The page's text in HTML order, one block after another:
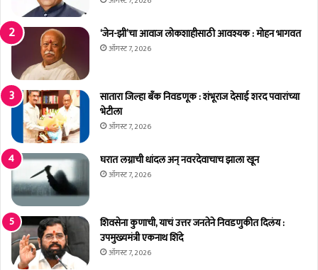
त
त
र
दा
ख
क
रा
मं
त्री
शि
द्र
सिं
ह
रा
जे
भो
स
ले
यां
‘जेन-झी’चा आवाज लोकशाहीसाठी आवश्यक : मोहन भागवत
ऑगस्ट 7, 2026
सातारा जिल्हा बँक निवडणूक : शंभूराज देसाई शरद पवारांच्या
भेटीला
ऑगस्ट 7, 2026
घरात लग्नाची धांदल अन् नवरदेवाचाच झाला खून
ऑगस्ट 7, 2026
शिवसेना कुणाची, याचं उत्तर जनतेने निवडणुकीत दिलंय :
उपमुख्यमंत्री एकनाथ शिंदे
ऑगस्ट 7, 2026